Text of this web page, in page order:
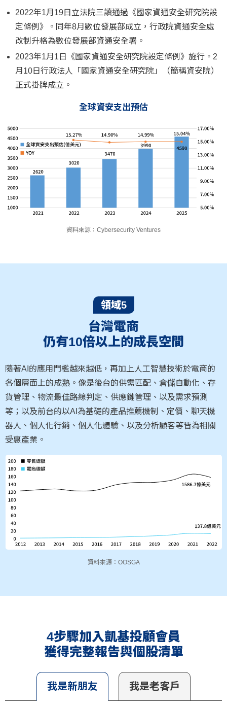
2022年1月19日立法院三讀通過《國家資通安全研究院設
定條例》。同年8月數位發展部成立，行政院資通安全處
改制升格為數位發展部資通安全署。
2023年1月1日《國家資通安全研究院設定條例》施行。2
月10日行政法人「國家資通安全研究院」（簡稱資安院）
正式掛牌成立。
全球資安支出預估
資料來源：Cybersecurity Ventures
領域5
台灣電商
仍有10倍以上的成長空間
隨著AI的應用門檻越來越低，再加上人工智慧技術於電商的
各個層面上的成熟。像是後台的供需匹配、倉儲自動化、存
貨管理、物流最佳路線判定、供應鏈管理、以及需求預測
等；以及前台的以AI為基礎的產品推薦機制、定價、聊天機
器人、個人化行銷、個人化體驗、以及分析顧客等皆為相關
受惠產業。
資料來源：OOSGA
4步驟加入凱基投顧會員
獲得完整報告與個股清單
我是新朋友 我是老客戶